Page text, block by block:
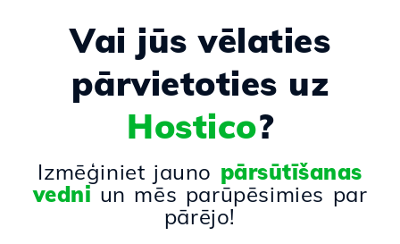
Vai jūs vēlaties
pārvietoties uz
Hostico?
Izmēģiniet jauno pārsūtīšanas
vedni un mēs parūpēsimies par
pārējo!